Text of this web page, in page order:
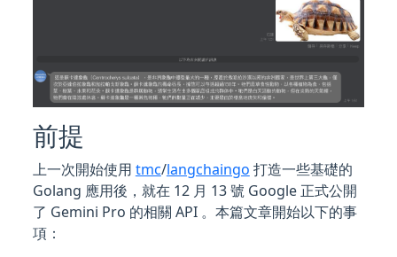
前提
上一次開始使用 tmc/langchaingo 打造一些基礎的
Golang 應用後，就在 12 月 13 號 Google 正式公開
了 Gemini Pro 的相關 API 。本篇文章開始以下的事
項：